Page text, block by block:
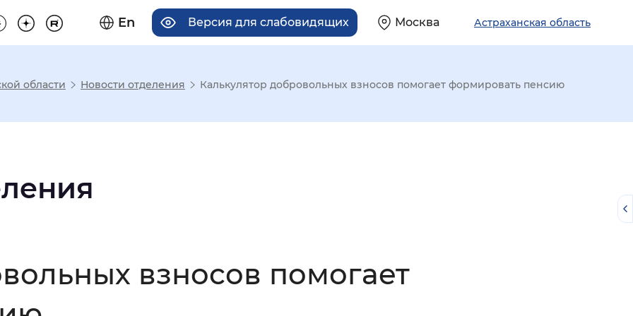
En Версия для слабовидящих Москва Астраханская область
отображения
Увеличенный Большой
области Новости отделения Калькулятор добровольных взносов помогает формировать пенсию
взносов помогает